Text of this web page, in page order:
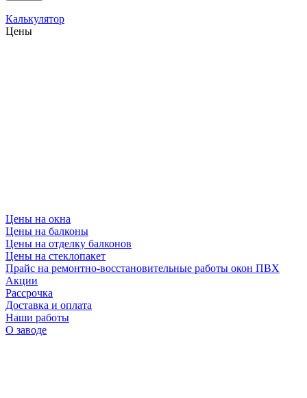
Калькулятор
Цены
Цены на окна
Цены на балконы
Цены на отделку балконов
Цены на стеклопакет
Прайс на ремонтно-восстановительные работы окон ПВХ
Акции
Рассрочка
Доставка и оплата
Наши работы
О заводе